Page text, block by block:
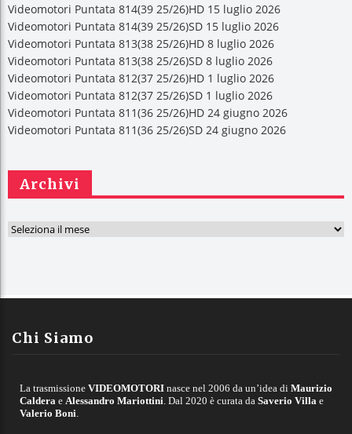
Videomotori Puntata 814(39 25/26)HD 15 luglio 2026
Videomotori Puntata 814(39 25/26)SD 15 luglio 2026
Videomotori Puntata 813(38 25/26)HD 8 luglio 2026
Videomotori Puntata 813(38 25/26)SD 8 luglio 2026
Videomotori Puntata 812(37 25/26)HD 1 luglio 2026
Videomotori Puntata 812(37 25/26)SD 1 luglio 2026
Videomotori Puntata 811(36 25/26)HD 24 giugno 2026
Videomotori Puntata 811(36 25/26)SD 24 giugno 2026
Archivi
A
vChi Siamo
La trasmissione VIDEOMOTORI nasce nel 2006 da un’idea di Maurizio
Caldera e Alessandro Mariottini . Dal 2020 è curata da Saverio Villa e
Valerio Boni